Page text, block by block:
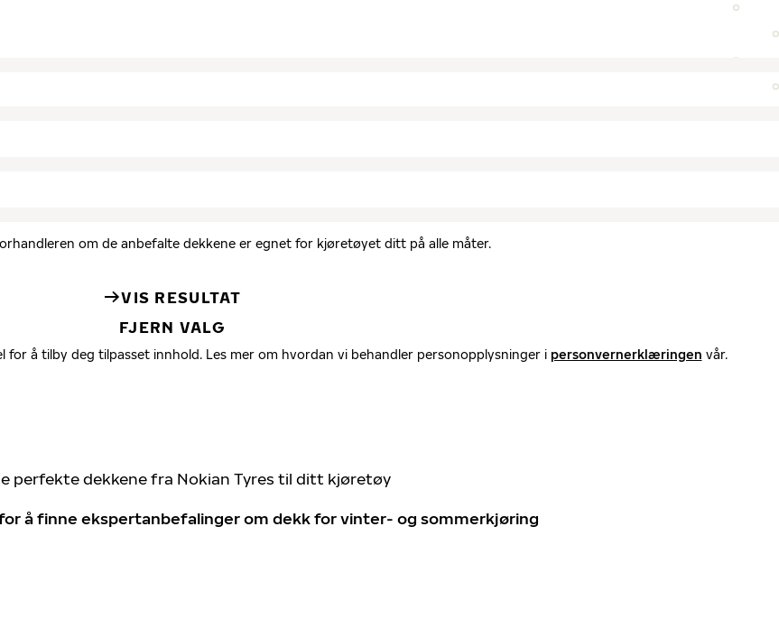
om de anbefalte dekkene er egnet for kjøretøyet ditt på alle måter.
VIS RESULTAT
FJERN VALG
for å tilby deg tilpasset innhold. Les mer om hvordan vi behandler personopplysninger i personvernerklæringen vår.
perfekte dekkene fra Nokian Tyres til ditt kjøretøy
å finne ekspertanbefalinger om dekk for vinter- og sommerkjøring